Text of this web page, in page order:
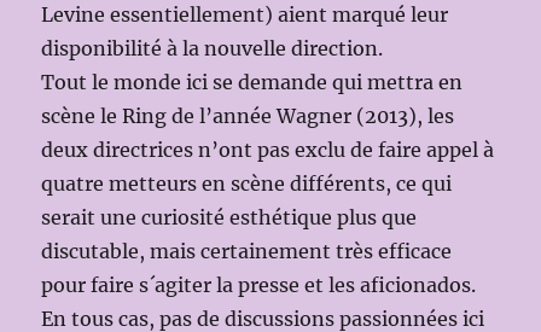
Levine essentiellement) aient marqué leur
disponibilité à la nouvelle direction.
Tout le monde ici se demande qui mettra en
scène le Ring de l’année Wagner (2013), les
deux directrices n’ont pas exclu de faire appel à
quatre metteurs en scène différents, ce qui
serait une curiosité esthétique plus que
discutable, mais certainement très efficace
pour faire s´agiter la presse et les aficionados.
En tous cas, pas de discussions passionnées ici